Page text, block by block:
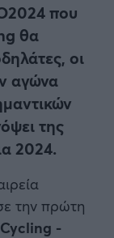
που
θα
οι
αγώνα
της
2024.
την πρώτη
-